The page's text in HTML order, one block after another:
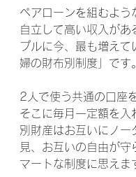
ペアローンを組むよう
自立して高い収入があ
プルに今、最も増えて
婦の財布別制度」です
2人で使う共通の口座
そこに毎月一定額を入
別財産はお互いにノー
見、お互いの自由が守
マートな制度に思えま